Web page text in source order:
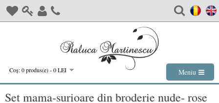
Coş: 0 produs(e) - 0 LEI Meniu
Set mama-surioare din broderie nude- rose